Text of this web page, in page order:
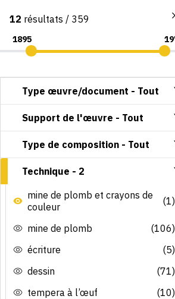
Consultation par image
12 résultats / 359
Type œuvre/document - Tout
Support de l'œuvre - Tout
Type de composition - Tout
Technique - 2
mine de plomb et crayons de
couleur
(1)
mine de plomb
(106)
écriture
(5)
dessin
(71)
tempera à l’œuf
(10)